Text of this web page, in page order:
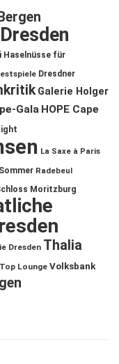
Bergen
Haselnüsse für
Dresdner
Galerie Holger
Gala HOPE Cape
La Saxe à Paris
Radebeul
Moritzburg
Dresden Thalia
Top Lounge Volksbank